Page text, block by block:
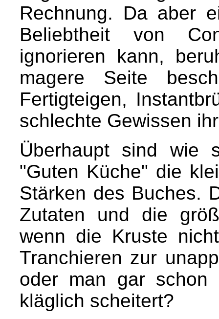
Rechnung. Da aber
Beliebtheit von
ignorieren kann,
magere Seite
Fertigteigen,
schlechte Gewissen
Überhaupt sind wie
"Guten Küche" die
Stärken des Buches.
Zutaten und die
wenn die Kruste
Tranchieren zur
oder man gar schon
kläglich scheitert?